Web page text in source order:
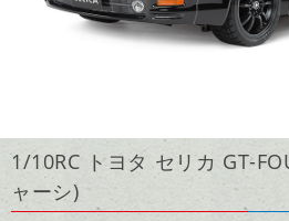
1/10RC トヨタ セリカ GT-
ャーシ)